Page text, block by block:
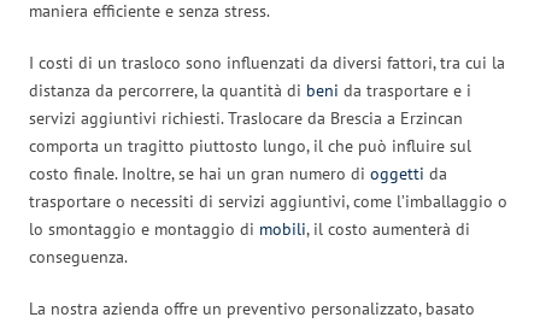
maniera efficiente e senza stress.
I costi di un trasloco sono influenzati da diversi fattori, tra cui la
distanza da percorrere, la quantità di beni da trasportare e i
servizi aggiuntivi richiesti. Traslocare da Brescia a Erzincan
comporta un tragitto piuttosto lungo, il che può influire sul
costo finale. Inoltre, se hai un gran numero di oggetti da
trasportare o necessiti di servizi aggiuntivi, come l’imballaggio o
lo smontaggio e montaggio di mobili, il costo aumenterà di
conseguenza.
La nostra azienda offre un preventivo personalizzato, basato